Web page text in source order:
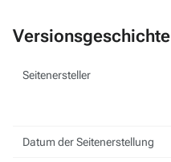
Versionsgeschichte
Seitenersteller
Datum der Seitenerstellung